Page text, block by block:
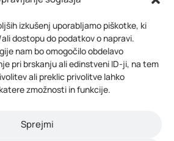
izkušenj uporabljamo piškotke, ki
dostopu do podatkov o napravi.
nam bo omogočilo obdelavo
pri brskanju ali edinstveni ID-ji, na tem
ali preklic privolitve lahko
zmožnosti in funkcije.
Sprejmi